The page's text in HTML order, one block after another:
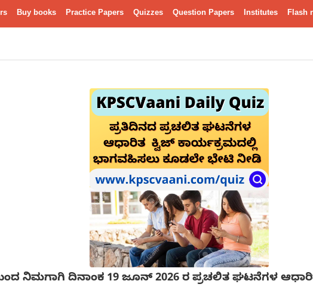
Buy books Practice Papers Quizzes Question Papers Institutes Flash
ಯಿಂದ ನಿಮಗಾಗಿ ದಿನಾಂಕ 19 ಜೂನ್ 2026 ರ ಪ್ರಚಲಿತ ಘಟನೆಗಳ